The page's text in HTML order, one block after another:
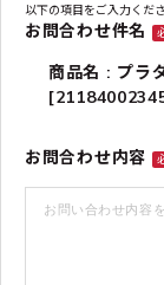
以下の項目をご入力くださ
お問合わせ件名
商品名 : プラ
お問合わせ内容